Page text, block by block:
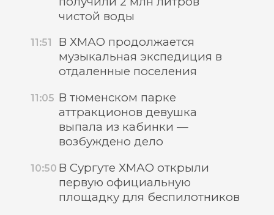
чистой воды
11:51
В ХМАО продолжается
музыкальная экспедиция в
отдаленные поселения
11:05 В тюменском парке
аттракционов девушка
выпала из кабинки —
возбуждено дело
10:50 В Сургуте ХМАО открыли
первую официальную
площадку для беспилотников